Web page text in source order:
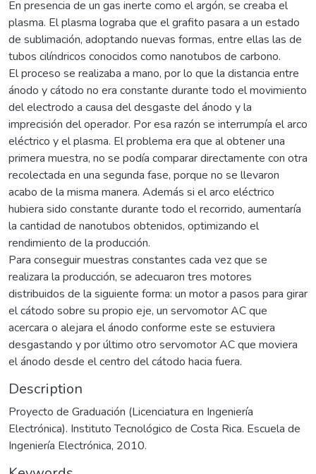
En presencia de un gas inerte como el argón, se creaba el
plasma. El plasma lograba que el grafito pasara a un estado
de sublimación, adoptando nuevas formas, entre ellas las de
tubos cilíndricos conocidos como nanotubos de carbono.
El proceso se realizaba a mano, por lo que la distancia entre
ánodo y cátodo no era constante durante todo el movimiento
del electrodo a causa del desgaste del ánodo y la
imprecisión del operador. Por esa razón se interrumpía el arco
eléctrico y el plasma. El problema era que al obtener una
primera muestra, no se podía comparar directamente con otra
recolectada en una segunda fase, porque no se llevaron
acabo de la misma manera. Además si el arco eléctrico
hubiera sido constante durante todo el recorrido, aumentaría
la cantidad de nanotubos obtenidos, optimizando el
rendimiento de la producción.
Para conseguir muestras constantes cada vez que se
realizara la producción, se adecuaron tres motores
distribuidos de la siguiente forma: un motor a pasos para girar
el cátodo sobre su propio eje, un servomotor AC que
acercara o alejara el ánodo conforme este se estuviera
desgastando y por último otro servomotor AC que moviera
el ánodo desde el centro del cátodo hacia fuera.
Description
Proyecto de Graduación (Licenciatura en Ingeniería
Electrónica). Instituto Tecnológico de Costa Rica. Escuela de
Ingeniería Electrónica, 2010.